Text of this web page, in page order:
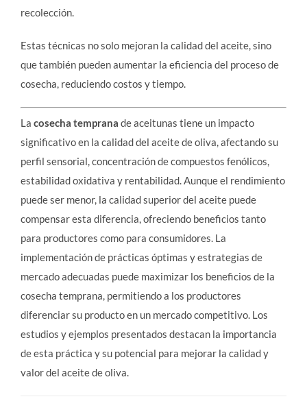
recolección.
Estas técnicas no solo mejoran la calidad del aceite, sino
que también pueden aumentar la eficiencia del proceso de
cosecha, reduciendo costos y tiempo.
La cosecha temprana de aceitunas tiene un impacto
significativo en la calidad del aceite de oliva, afectando su
perfil sensorial, concentración de compuestos fenólicos,
estabilidad oxidativa y rentabilidad. Aunque el rendimiento
puede ser menor, la calidad superior del aceite puede
compensar esta diferencia, ofreciendo beneficios tanto
para productores como para consumidores. La
implementación de prácticas óptimas y estrategias de
mercado adecuadas puede maximizar los beneficios de la
cosecha temprana, permitiendo a los productores
diferenciar su producto en un mercado competitivo. Los
estudios y ejemplos presentados destacan la importancia
de esta práctica y su potencial para mejorar la calidad y
valor del aceite de oliva.